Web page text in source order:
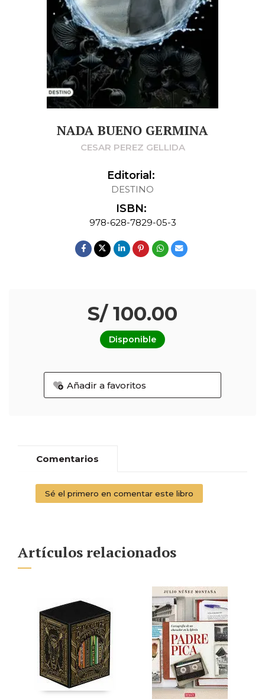
NADA BUENO GERMINA
CESAR PEREZ GELLIDA
Editorial:
DESTINO
ISBN:
978-628-7829-05-3
S/ 100.00
Disponible
Añadir a favoritos
Comentarios
Sé el primero en comentar este libro
Artículos relacionados